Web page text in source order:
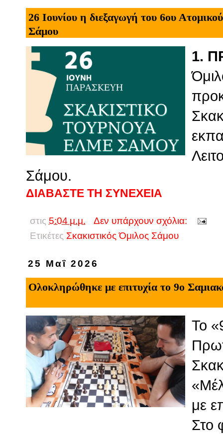
26 Ιουνίου η διεξαγωγή του 6ου
Σάμου
1.
Σάμου.
ΔΙΑΒΑΣΤΕ ΤΗ ΣΥΝΕΧΕΙΑ
στις 5:04 μ.μ.
Δεν υπάρχουν σχόλια:
Ετικέτες Σκακιστικός Όμιλος Σάμου
25 Μαΐ 2026
Ολοκληρώθηκε με επιτυχία το 9ο
Το
με
Στο